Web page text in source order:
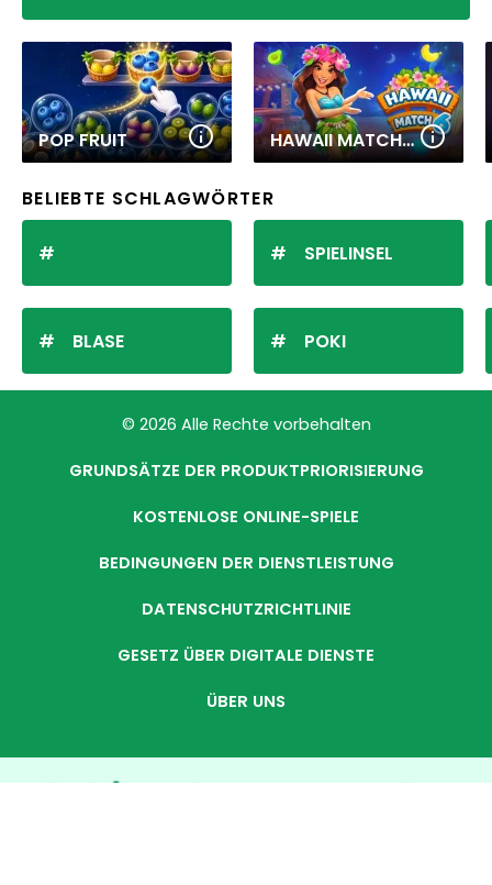
POP FRUIT HAWAII MATCH 6
BELIEBTE SCHLAGWÖRTER
BLASE
SPIELINSEL
POKI
© 2026 Alle Rechte vorbehalten
GRUNDSÄTZE DER PRODUKTPRIORISIERUNG
KOSTENLOSE ONLINE-SPIELE
BEDINGUNGEN DER DIENSTLEISTUNG
DATENSCHUTZRICHTLINIE
GESETZ ÜBER DIGITALE DIENSTE
ÜBER UNS